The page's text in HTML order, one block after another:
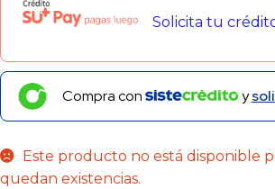
Solicita tu
Compra con y
Este producto no está disponible
quedan existencias.